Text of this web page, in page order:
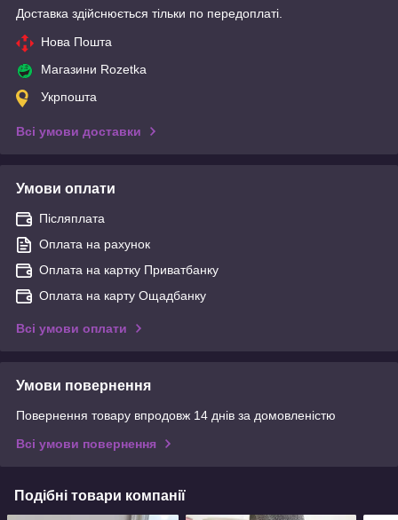
Доставка здійснюється тільки по передоплаті.
Нова Пошта
Магазини Rozetka
Укрпошта
Всі умови доставки
Умови оплати
Післяплата
Оплата на рахунок
Оплата на картку Приватбанку
Оплата на карту Ощадбанку
Всі умови оплати
Умови повернення
Повернення товару впродовж 14 днів за домовленістю
Всі умови повернення
Подібні товари компанії